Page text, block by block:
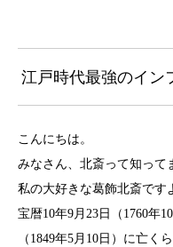
江戸時代最強のイン
こんにちは。
みなさん、北斎って知って
私の大好きな葛飾北斎です
宝暦10年9月23日（1760年
（1849年5月10日）に亡く